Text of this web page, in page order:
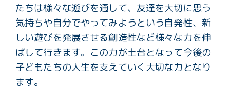
たちは様々な遊びを通して、友達を大切に思う
気持ちや自分でやってみようという自発性、新
しい遊びを発展させる創造性など様々な力を伸
ばして行きます。この力が土台となって今後の
子どもたちの人生を支えていく大切な力となり
ます。